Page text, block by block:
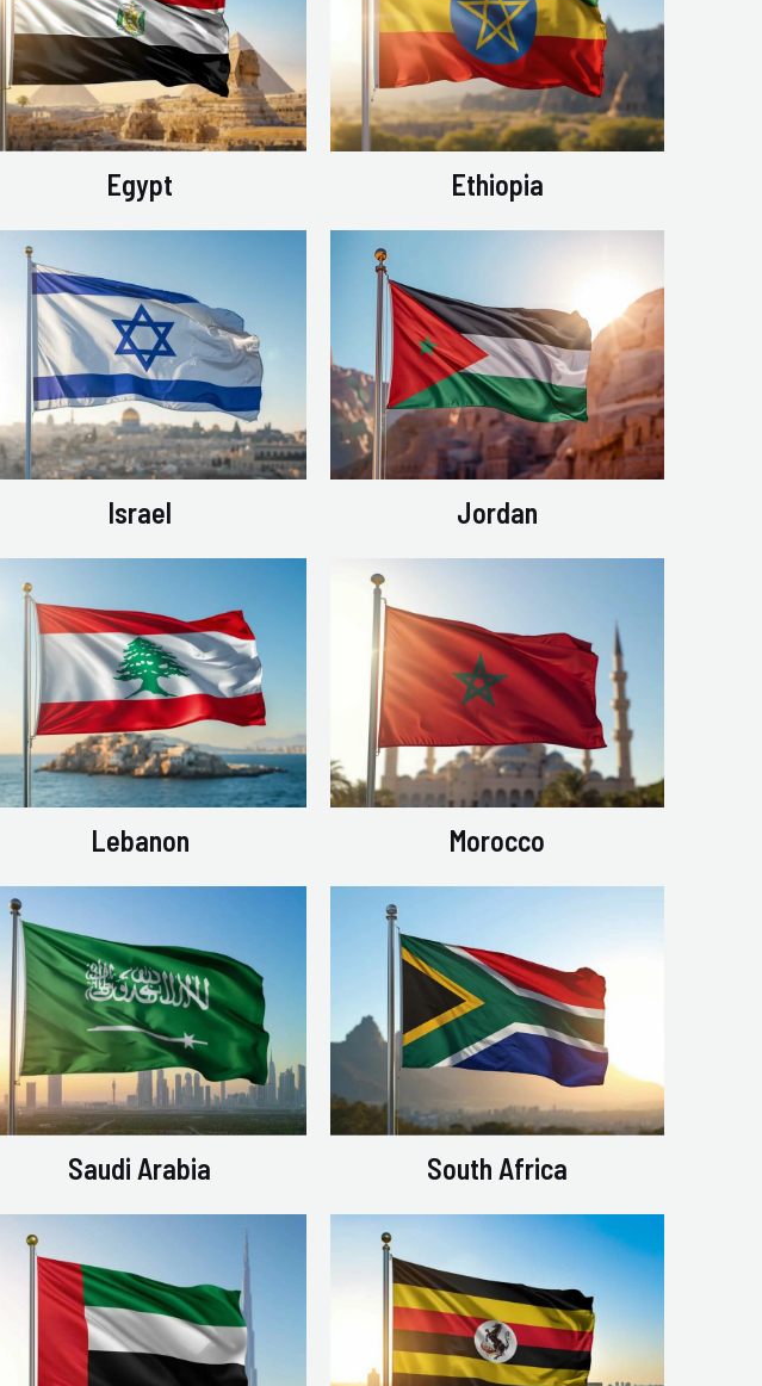
Egypt Ethiopia
Israel Jordan
Lebanon Morocco
Saudi Arabia South Africa